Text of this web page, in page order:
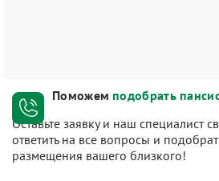
Поможем подобрать
Оставьте заявку и наш специалист
ответить на все вопросы и
размещения вашего близкого!